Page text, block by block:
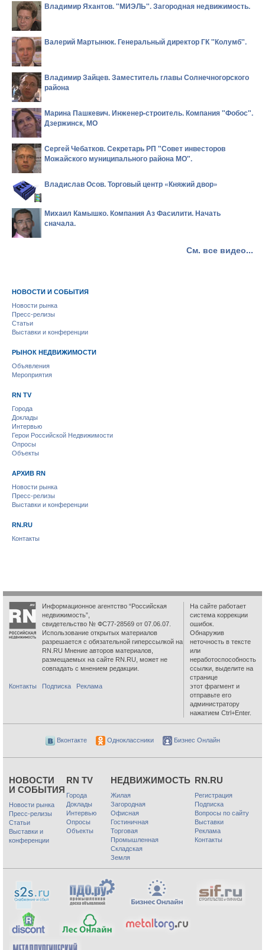
Владимир Яхантов. "МИЭЛЬ". Загородная недвижимость.
Валерий Мартынюк. Генеральный директор ГК "Колумб".
Владимир Зайцев. Заместитель главы Солнечногорского
района
Марина Пашкевич. Инженер-строитель. Компания "Фобос".
Дзержинск, МО
Сергей Чебатков. Секретарь РП "Совет инвесторов
Можайского муниципального района МО".
Владислав Осов. Торговый центр «Княжий двор»
Михаил Камышко. Компания Аз Фасилити. Начать
сначала.
См. все видео...
НОВОСТИ И СОБЫТИЯ
Новости рынка
Пресс-релизы
Статьи
Выставки и конференции
РЫНОК НЕДВИЖИМОСТИ
Объявления
Мероприятия
RN TV
Города
Доклады
Интервью
Герои Российской Недвижимости
Опросы
Объекты
АРХИВ RN
Новости рынка
Пресс-релизы
Выставки и конференции
RN.RU
Контакты
Информационное агентство “Российская
недвижимость”,
свидетельство № ФС77-28569 от 07.06.07.
Использование открытых материалов
разрешается с обязательной гиперссылкой на
RN.RU Мнение авторов материалов,
размещаемых на сайте RN.RU, может не
совпадать с мнением редакции.
Контакты Подписка Реклама
На сайте работает
система коррекции
ошибок.
Обнаружив
неточность в тексте
или
неработоспособность
ссылки, выделите на
странице
этот фрагмент и
отправьте его
администратору
нажатием Ctrl+Enter.
Вконтакте Одноклассники Бизнес Онлайн
НОВОСТИ
И СОБЫТИЯ
Новости рынка
Пресс-релизы
Статьи
Выставки и
конференции
RN TV
Города
Доклады
Интервью
Опросы
Объекты
НЕДВИЖИМОСТЬ
Жилая
Загородная
Офисная
Гостиничная
Торговая
Промышленная
Складская
Земля
RN.RU
Регистрация
Подписка
Вопросы по сайту
Выставки
Реклама
Контакты